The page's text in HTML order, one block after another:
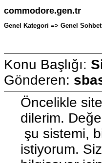
commodore.gen.tr
Genel Kategori => Genel
Konu Başlığı:
Gönderen:
Öncelikle
dilerim.
şu sistemi,
istiyorum.